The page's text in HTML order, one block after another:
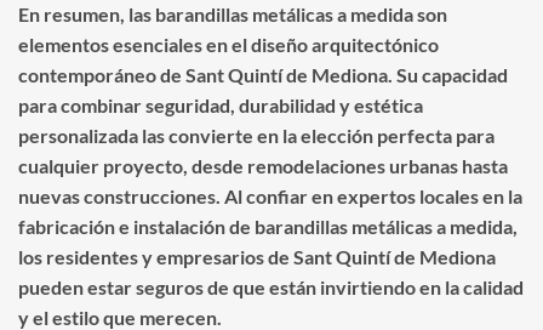
En resumen, las barandillas metálicas a medida son
elementos esenciales en el diseño arquitectónico
contemporáneo de Sant Quintí de Mediona. Su capacidad
para combinar seguridad, durabilidad y estética
personalizada las convierte en la elección perfecta para
cualquier proyecto, desde remodelaciones urbanas hasta
nuevas construcciones. Al confiar en expertos locales en la
fabricación e instalación de barandillas metálicas a medida,
los residentes y empresarios de Sant Quintí de Mediona
pueden estar seguros de que están invirtiendo en la calidad
y el estilo que merecen.